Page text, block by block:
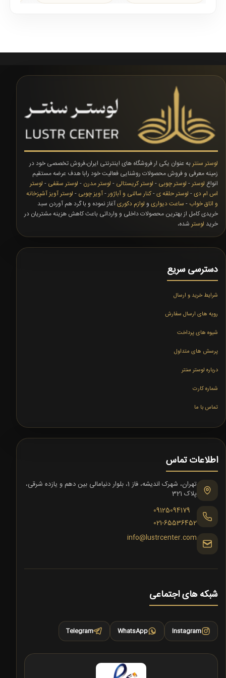
لوستر سنتر به عنوان یکی ار فروشگاه های اینترنتی ایران،فروش تخصصی خود در
زمینه معرفی و فروش محصولات روشنایی فعالیت خود رابا هدف عرضه مستقیم
انواع لوستر - لوستر چوبی - لوستر کریستالی - لوستر مدرن - لوستر سقفی - لوستر
اس ام دی- لوستر حلقه ی-کنار سالنی و آباژور-آویز چوبی - لوستر آویز آشپزخانه
و اتاق خواب - ساعت دیواری و لوازم دکوریآغاز نموده و با گرد هم آوردن سبد
خریدی کامل از بهترین محصولات داخلی و وارداتی باعث کاهش هزینه مشتریان در
خرید لوستر شده،
دسترسی سریع
شرایط خرید و ارسال
رویه های ارسال سفارش
شیوه های پرداخت
پرسش های متداول
درباره لوستر سنتر
شماره کارت
تماس با ما
اطلاعات تماس
تهران، شهرک اندیشه، فاز 1، بلوار دنیامالی بین دهم و یازده شرقی،
پلاک 321
09125094179
021-65536452
info@lustrcenter.com
شبکه های اجتماعی
Instagram
WhatsApp
Telegram